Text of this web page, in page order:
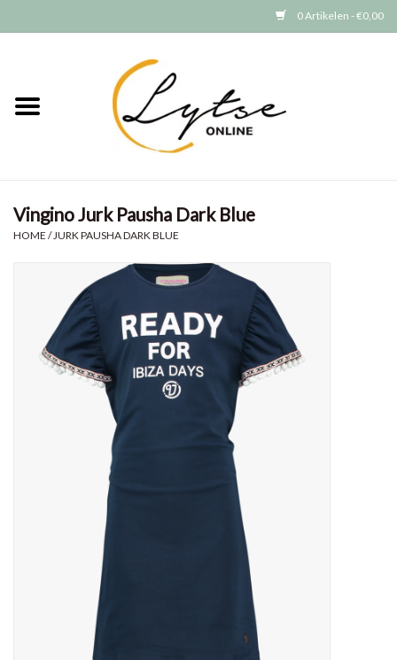
0 Artikelen - €0,00
Meisjes
GRATIS VERZENDEN (vanaf EUR
Vingino Jurk Pausha Dark Blue
HOME / JURK PAUSHA DARK BLUE